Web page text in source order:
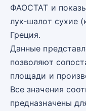
ФАОСТАТ и
лук-шалот сухие
Греция.
Данные
позволяют
площади и
Все значения
предназначены